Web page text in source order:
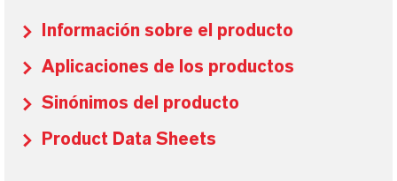
Información sobre el producto
Aplicaciones de los productos
Sinónimos del producto
Product Data Sheets